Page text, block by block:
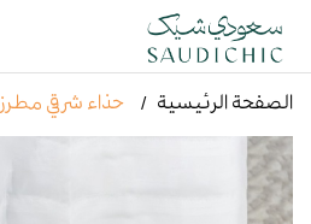
الصفحة الرئيسية حذاء شرقي مطرز